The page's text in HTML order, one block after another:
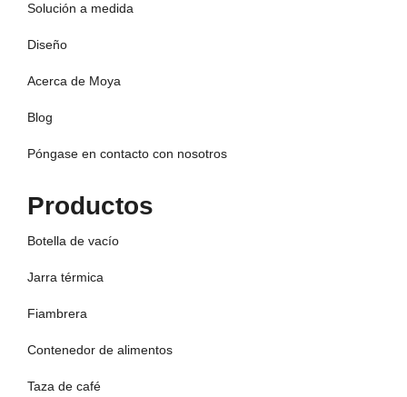
Solución a medida
Diseño
Acerca de Moya
Blog
Póngase en contacto con nosotros
Productos
Botella de vacío
Jarra térmica
Fiambrera
Contenedor de alimentos
Taza de café